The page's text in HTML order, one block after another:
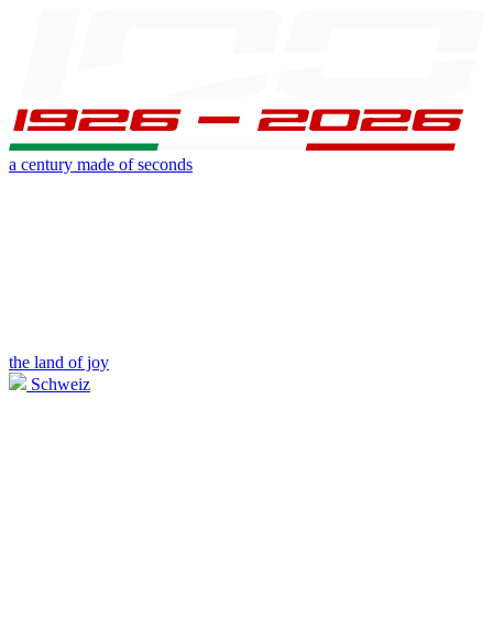
a century made of seconds
the land of joy
Schweiz